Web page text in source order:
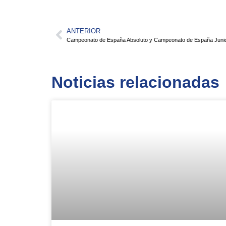
ANTERIOR
Campeonato de España Absoluto y Campeonato de España
Noticias relacionadas